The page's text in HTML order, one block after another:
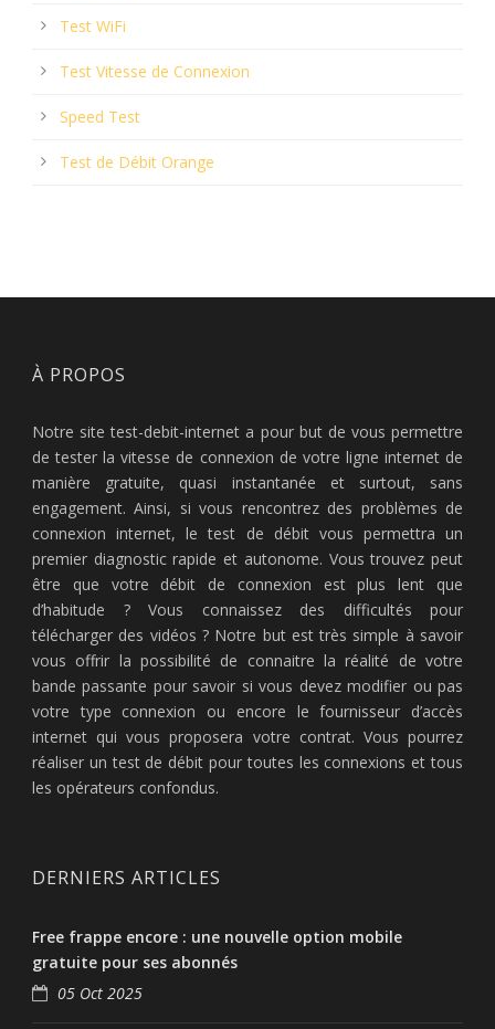
Test WiFi
Test Vitesse de Connexion
Speed Test
Test de Débit Orange
À PROPOS
Notre site test-debit-internet a pour but de vous permettre
de tester la vitesse de connexion de votre ligne internet de
manière gratuite, quasi instantanée et surtout, sans
engagement. Ainsi, si vous rencontrez des problèmes de
connexion internet, le test de débit vous permettra un
premier diagnostic rapide et autonome. Vous trouvez peut
être que votre débit de connexion est plus lent que
d’habitude ? Vous connaissez des difficultés pour
télécharger des vidéos ? Notre but est très simple à savoir
vous offrir la possibilité de connaitre la réalité de votre
bande passante pour savoir si vous devez modifier ou pas
votre type connexion ou encore le fournisseur d’accès
internet qui vous proposera votre contrat. Vous pourrez
réaliser un test de débit pour toutes les connexions et tous
les opérateurs confondus.
DERNIERS ARTICLES
Free frappe encore : une nouvelle option mobile
gratuite pour ses abonnés
05 Oct 2025